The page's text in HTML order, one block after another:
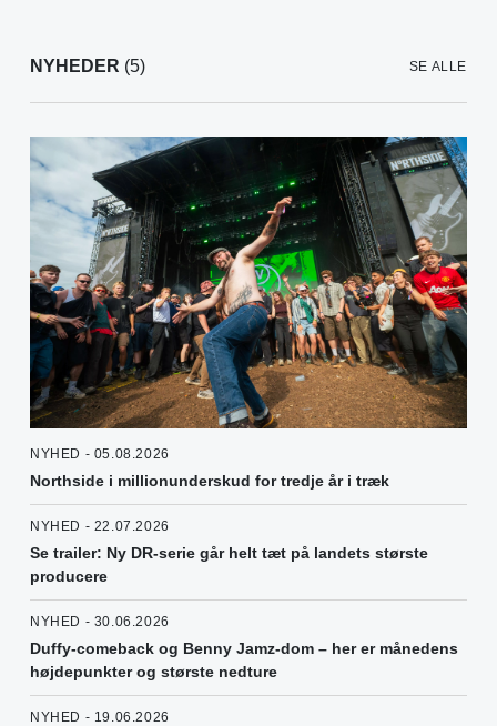
NYHEDER (5) SE ALLE
NYHED - 05.08.2026
Northside i millionunderskud for tredje år i træk
NYHED - 22.07.2026
Se trailer: Ny DR-serie går helt tæt på landets største
producere
NYHED - 30.06.2026
Duffy-comeback og Benny Jamz-dom – her er månedens
højdepunkter og største nedture
NYHED - 19.06.2026